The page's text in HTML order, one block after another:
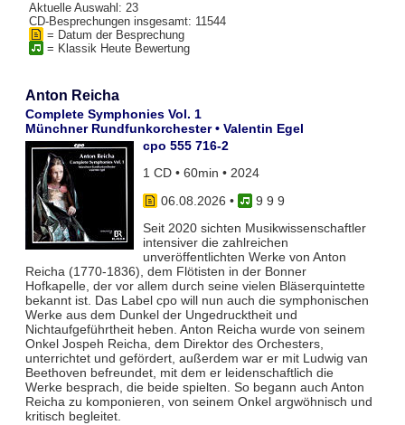
Aktuelle Auswahl: 23
CD-Besprechungen insgesamt: 11544
= Datum der Besprechung
= Klassik Heute Bewertung
Anton Reicha
Complete Symphonies Vol. 1
Münchner Rundfunkorchester • Valentin Egel
cpo 555 716-2
1 CD • 60min • 2024
06.08.2026 •
9 9 9
Seit 2020 sichten Musikwissenschaftler
intensiver die zahlreichen
unveröffentlichten Werke von Anton
Reicha (1770-1836), dem Flötisten in der Bonner
Hofkapelle, der vor allem durch seine vielen Bläserquintette
bekannt ist. Das Label cpo will nun auch die symphonischen
Werke aus dem Dunkel der Ungedrucktheit und
Nichtaufgeführtheit heben. Anton Reicha wurde von seinem
Onkel Jospeh Reicha, dem Direktor des Orchesters,
unterrichtet und gefördert, außerdem war er mit Ludwig van
Beethoven befreundet, mit dem er leidenschaftlich die
Werke besprach, die beide spielten. So begann auch Anton
Reicha zu komponieren, von seinem Onkel argwöhnisch und
kritisch begleitet.